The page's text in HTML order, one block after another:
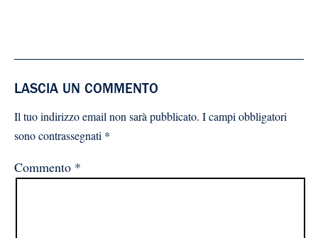
LASCIA UN COMMENTO
Il tuo indirizzo email non sarà pubblicato. I campi obbligatori
sono contrassegnati *
Commento *